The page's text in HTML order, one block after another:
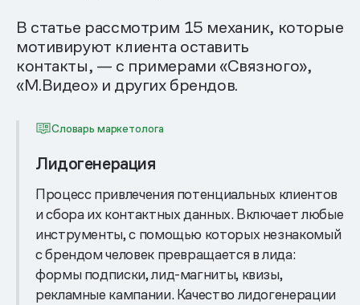
В статье рассмотрим 15 механик, которые
мотивируют клиента оставить
контакты, — с примерами «Связного»,
«М.Видео» и других брендов.
Словарь маркетолога
Лидогенерация
Процесс привлечения потенциальных клиентов
и сбора их контактных данных. Включает любые
инструменты, с помощью которых незнакомый
с брендом человек превращается в лида:
формы подписки, лид-магниты, квизы,
рекламные кампании. Качество лидогенерации